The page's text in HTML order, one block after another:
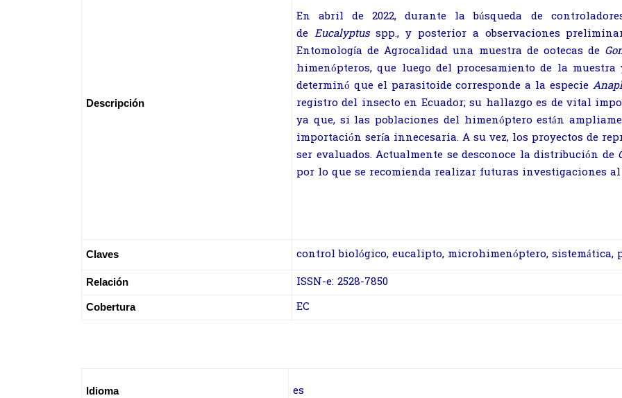
Descripción
En abril de 2022, durante la búsqueda de
de Eucalyptusspp., y posterior a observaciones
Entomología de Agrocalidad una muestra de ootecas de
himenópteros, que luego del procesamiento de la
determinó que el parasitoide corresponde a la especie
registro del insecto en Ecuador; su hallazgo es de vital
ya que, si las poblaciones del himenóptero están
importación sería innecesaria. A su vez, los proyectos de
ser evaluados. Actualmente se desconoce la distribución de
por lo que se recomienda realizar futuras investigaciones al
Claves control biológico, eucalipto, microhimenóptero, sistemática,
Relación ISSN-e: 2528-7850
Cobertura EC
Idioma es